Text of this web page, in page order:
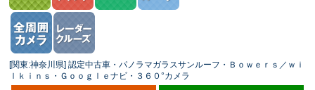
[関東:神奈川県] 認定中古車・パノラマガラスサンルーフ・Ｂｏｗｅｒｓ／ｗｉ
ｌｋｉｎｓ・Ｇｏｏｇｌｅナビ・３６０°カメラ